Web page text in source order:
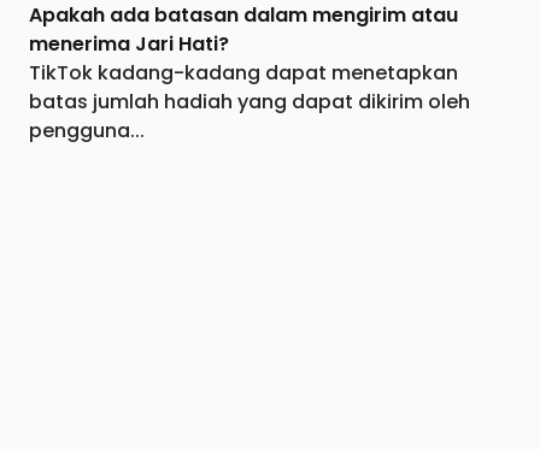
Apakah ada batasan dalam mengirim atau
menerima Jari Hati?
TikTok kadang-kadang dapat menetapkan
batas jumlah hadiah yang dapat dikirim oleh
pengguna...